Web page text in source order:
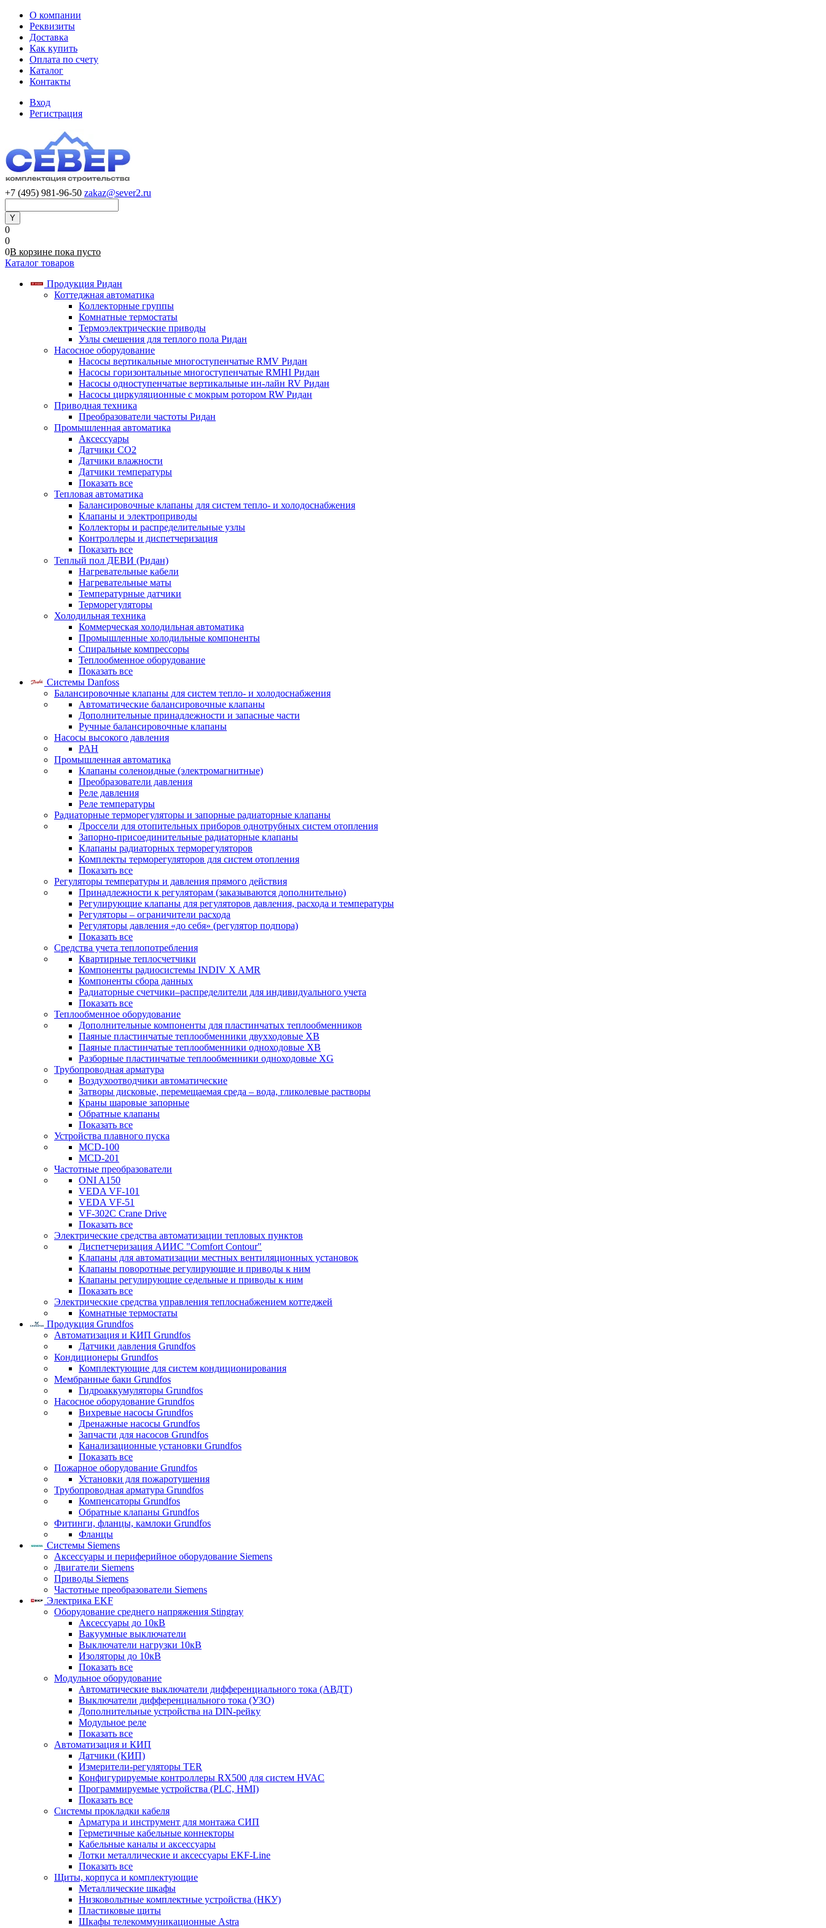
О компании
Реквизиты
Доставка
Как купить
Оплата по счету
Каталог
Контакты
Вход
Регистрация
+7 (495) 981-96-50 zakaz@sever2.ru
0
0
0В корзине пока пусто
Каталог товаров
Продукция Ридан
Коттеджная автоматика
Коллекторные группы
Комнатные термостаты
Термоэлектрические приводы
Узлы смешения для теплого пола Ридан
Насосное оборудование
Насосы вертикальные многоступенчатые RMV Ридан
Насосы горизонтальные многоступенчатые RMHI Ридан
Насосы одноступенчатые вертикальные ин-лайн RV Ридан
Насосы циркуляционные с мокрым ротором RW Ридан
Приводная техника
Преобразователи частоты Ридан
Промышленная автоматика
Аксессуары
Датчики CO2
Датчики влажности
Датчики температуры
Показать все
Тепловая автоматика
Балансировочные клапаны для систем тепло- и холодоснабжения
Клапаны и электроприводы
Коллекторы и распределительные узлы
Контроллеры и диспетчеризация
Показать все
Теплый пол ДЕВИ (Ридан)
Нагревательные кабели
Нагревательные маты
Температурные датчики
Терморегуляторы
Холодильная техника
Коммерческая холодильная автоматика
Промышленные холодильные компоненты
Спиральные компрессоры
Теплообменное оборудование
Показать все
Системы Danfoss
Балансировочные клапаны для систем тепло- и холодоснабжения
Автоматические балансировочные клапаны
Дополнительные принадлежности и запасные части
Ручные балансировочные клапаны
Насосы высокого давления
PAH
Промышленная автоматика
Клапаны соленоидные (электромагнитные)
Преобразователи давления
Реле давления
Реле температуры
Радиаторные терморегуляторы и запорные радиаторные клапаны
Дроссели для отопительных приборов однотрубных систем отопления
Запорно-присоединительные радиаторные клапаны
Клапаны радиаторных терморегуляторов
Комплекты терморегуляторов для систем отопления
Показать все
Регуляторы температуры и давления прямого действия
Принадлежности к регуляторам (заказываются дополнительно)
Регулирующие клапаны для регуляторов давления, расхода и температуры
Регуляторы – ограничители расхода
Регуляторы давления «до себя» (регулятор подпора)
Показать все
Средства учета теплопотребления
Квартирные теплосчетчики
Компоненты радиосистемы INDIV X AMR
Компоненты сбора данных
Радиаторные счетчики–распределители для индивидуального учета
Показать все
Теплообменное оборудование
Дополнительные компоненты для пластинчатых теплообменников
Паяные пластинчатые теплообменники двухходовые XB
Паяные пластинчатые теплообменники одноходовые ХВ
Разборные пластинчатые теплообменники одноходовые ХG
Трубопроводная арматура
Воздухоотводчики автоматические
Затворы дисковые, перемещаемая среда – вода, гликолевые растворы
Краны шаровые запорные
Обратные клапаны
Показать все
Устройства плавного пуска
MCD-100
MCD-201
Частотные преобразователи
ONI A150
VEDA VF-101
VEDA VF-51
VF-302C Crane Drive
Показать все
Электрические средства автоматизации тепловых пунктов
Диспетчеризация АИИС "Comfort Contour"
Клапаны для автоматизации местных вентиляционных установок
Клапаны поворотные регулирующие и приводы к ним
Клапаны регулирующие седельные и приводы к ним
Показать все
Электрические средства управления теплоснабжением коттеджей
Комнатные термостаты
Продукция Grundfos
Автоматизация и КИП Grundfos
Датчики давления Grundfos
Кондиционеры Grundfos
Комплектующие для систем кондиционирования
Мембранные баки Grundfos
Гидроаккумуляторы Grundfos
Насосное оборудование Grundfos
Вихревые насосы Grundfos
Дренажные насосы Grundfos
Запчасти для насосов Grundfos
Канализационные установки Grundfos
Показать все
Пожарное оборудование Grundfos
Установки для пожаротушения
Трубопроводная арматура Grundfos
Компенсаторы Grundfos
Обратные клапаны Grundfos
Фитинги, фланцы, камлоки Grundfos
Фланцы
Системы Siemens
Аксессуары и периферийное оборудование Siemens
Двигатели Siemens
Приводы Siemens
Частотные преобразователи Siemens
Электрика EKF
Оборудование среднего напряжения Stingray
Аксессуары до 10кВ
Вакуумные выключатели
Выключатели нагрузки 10кВ
Изоляторы до 10кВ
Показать все
Модульное оборудование
Автоматические выключатели дифференциального тока (АВДТ)
Выключатели дифференциального тока (УЗО)
Дополнительные устройства на DIN-рейку
Модульное реле
Показать все
Автоматизация и КИП
Датчики (КИП)
Измерители-регуляторы TER
Конфигурируемые контроллеры RX500 для систем HVAC
Программируемые устройства (PLC, HMI)
Показать все
Системы прокладки кабеля
Арматура и инструмент для монтажа СИП
Герметичные кабельные коннекторы
Кабельные каналы и аксессуары
Лотки металлические и аксессуары EKF-Line
Показать все
Щиты, корпуса и комплектующие
Металлические шкафы
Низковольтные комплектные устройства (НКУ)
Пластиковые щиты
Шкафы телекоммуникационные Astra